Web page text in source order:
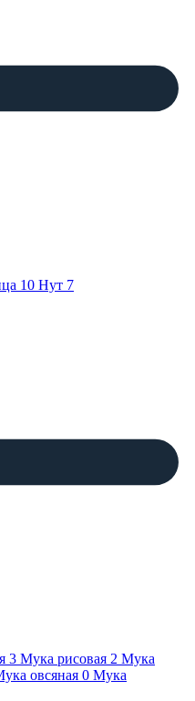
10 Нут 7
3 Мука рисовая 2 Мука
овсяная 0 Мука